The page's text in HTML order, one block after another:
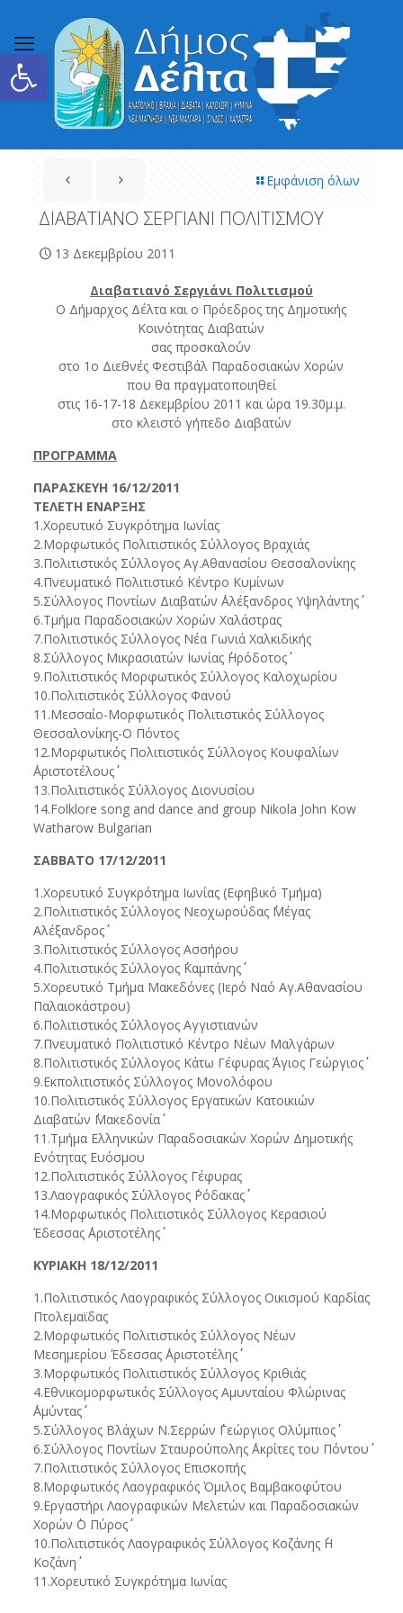
Ανοίξτε τη γραμμή εργαλείων
Εμφάνιση όλων
ΔΙΑΒΑΤΙΑΝΟ ΣΕΡΓΙΑΝΙ ΠΟΛΙΤΙΣΜΟΥ
13 Δεκεμβρίου 2011
Διαβατιανό Σεργιάνι Πολιτισμού
Ο Δήμαρχος Δέλτα και ο Πρόεδρος της Δημοτικής
Κοινότητας Διαβατών
σας προσκαλούν
στο 1ο Διεθνές Φεστιβάλ Παραδοσιακών Χορών
που θα πραγματοποιηθεί
στις 16-17-18 Δεκεμβρίου 2011 και ώρα 19.30μ.μ.
στο κλειστό γήπεδο Διαβατών
ΠΡΟΓΡΑΜΜΑ
ΠΑΡΑΣΚΕΥΗ 16/12/2011
ΤΕΛΕΤΗ ΕΝΑΡΞΗΣ
1.Χορευτικό Συγκρότημα Ιωνίας
2.Μορφωτικός Πολιτιστικός Σύλλογος Βραχιάς
3.Πολιτιστικός Σύλλογος Αγ.Αθανασίου Θεσσαλονίκης
4.Πνευματικό Πολιτιστικό Κέντρο Κυμίνων
5.Σύλλογος Ποντίων Διαβατών ΄΄Αλέξανδρος Υψηλάντης΄΄
6.Τμήμα Παραδοσιακών Χορών Χαλάστρας
7.Πολιτιστικός Σύλλογος Νέα Γωνιά Χαλκιδικής
8.Σύλλογος Μικρασιατών Ιωνίας ΄΄Ηρόδοτος΄΄
9.Πολιτιστικός Μορφωτικός Σύλλογος Καλοχωρίου
10.Πολιτιστικός Σύλλογος Φανού
11.Μεσσαίο-Μορφωτικός Πολιτιστικός Σύλλογος
Θεσσαλονίκης-Ο Πόντος
12.Μορφωτικός Πολιτιστικός Σύλλογος Κουφαλίων
΄΄Αριστοτέλους΄΄
13.Πολιτιστικός Σύλλογος Διονυσίου
14.Folklore song and dance and group Nikola John Kow
Watharow Bulgarian
ΣΑΒΒΑΤΟ 17/12/2011
1.Χορευτικό Συγκρότημα Ιωνίας (Εφηβικό Τμήμα)
2.Πολιτιστικός Σύλλογος Νεοχωρούδας ΄΄Μέγας
Αλέξανδρος΄΄
3.Πολιτιστικός Σύλλογος Ασσήρου
4.Πολιτιστικός Σύλλογος ΄΄Καμπάνης΄΄
5.Χορευτικό Τμήμα Μακεδόνες (Ιερό Ναό Αγ.Αθανασίου
Παλαιοκάστρου)
6.Πολιτιστικός Σύλλογος Αγγιστιανών
7.Πνευματικό Πολιτιστικό Κέντρο Νέων Μαλγάρων
8.Πολιτιστικός Σύλλογος Κάτω Γέφυρας ΄΄Άγιος Γεώργιος΄΄
9.Εκπολιτιστικός Σύλλογος Μονολόφου
10.Πολιτιστικός Σύλλογος Εργατικών Κατοικιών
Διαβατών ΄΄Μακεδονία΄΄
11.Τμήμα Ελληνικών Παραδοσιακών Χορών Δημοτικής
Ενότητας Ευόσμου
12.Πολιτιστικός Σύλλογος Γέφυρας
13.Λαογραφικός Σύλλογος ΄΄Ρόδακας΄΄
14.Μορφωτικός Πολιτιστικός Σύλλογος Κερασιού
Έδεσσας ΄΄Αριστοτέλης΄΄
ΚΥΡΙΑΚΗ 18/12/2011
1.Πολιτιστικός Λαογραφικός Σύλλογος Οικισμού Καρδίας
Πτολεμαϊδας
2.Μορφωτικός Πολιτιστικός Σύλλογος Νέων
Μεσημερίου Έδεσσας ΄΄Αριστοτέλης΄΄
3.Μορφωτικός Πολιτιστικός Σύλλογος Κριθιάς
4.Εθνικομορφωτικός Σύλλογος Αμυνταίου Φλώρινας
΄΄Αμύντας΄΄
5.Σύλλογος Βλάχων Ν.Σερρών ΄΄Γεώργιος Ολύμπιος΄΄
6.Σύλλογος Ποντίων Σταυρούπολης ΄΄Ακρίτες του Πόντου΄΄
7.Πολιτιστικός Σύλλογος Επισκοπής
8.Μορφωτικός Λαογραφικός Όμιλος Βαμβακοφύτου
9.Εργαστήρι Λαογραφικών Μελετών και Παραδοσιακών
Χορών ΄΄Ο Πύρος΄΄
10.Πολιτιστικός Λαογραφικός Σύλλογος Κοζάνης ΄΄Η
Κοζάνη΄΄
11.Χορευτικό Συγκρότημα Ιωνίας